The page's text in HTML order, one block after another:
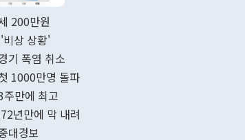
무너졌다고도 했다. 또 "현 시점에서
함께 4자 대화의 동력을 확보하기
며 월간 기준 처음으로 1000억달러
196.9% 급증했고 컴퓨터·주변기기
수출은 160.4% 늘었으며 비IT 품
200만원
상 상황'
기 폭염 취소
1000만명 돌파
만에 최고
년만에 막 내려
대경보